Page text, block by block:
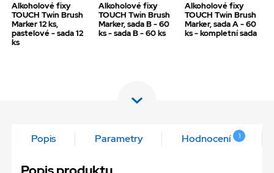
Alkoholové fixy
TOUCH Twin Brush
Marker 12 ks,
pastelové - sada 12
ks
Alkoholové fixy
TOUCH Twin Brush
Marker, sada B - 60
ks - sada B - 60 ks
Alkoholové fixy
TOUCH Twin Brush
Marker, sada A - 60
ks - kompletní sada
Popis Parametry Hodnocení 1